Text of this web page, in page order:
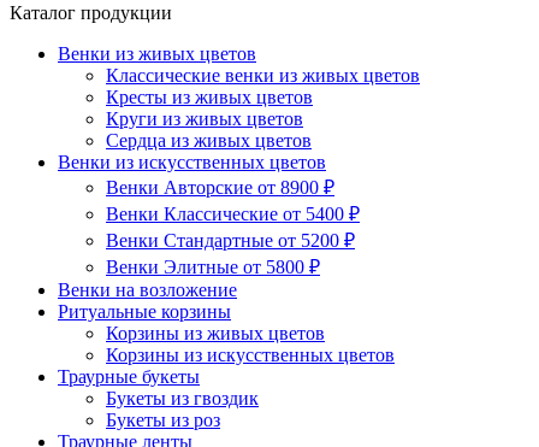
Каталог продукции
Венки из живых цветов
Классические венки из живых цветов
Кресты из живых цветов
Круги из живых цветов
Сердца из живых цветов
Венки из искусственных цветов
Венки Авторские от 8900 ₽
Венки Классические от 5400 ₽
Венки Стандартные от 5200 ₽
Венки Элитные от 5800 ₽
Венки на возложение
Ритуальные корзины
Корзины из живых цветов
Корзины из искусственных цветов
Траурные букеты
Букеты из гвоздик
Букеты из роз
Траурные ленты